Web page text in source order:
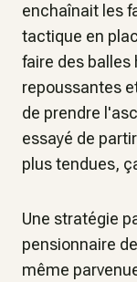
enchaînait les
tactique en
faire des balles
repoussantes
de prendre
essayé de
plus tendues,
Une stratégie
pensionnaire de
même